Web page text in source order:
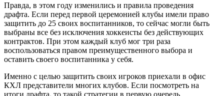
Правда, в этом году изменились и правила проведения
драфта. Если перед первой церемонией клубы имели право
защитить до 25 своих воспитанников, то сейчас могли быть
выбраны все без исключения хоккеисты без действующих
контрактов. При этом каждый клуб мог три раза
воспользоваться правом преимущественного выбора и
оставить своего воспитанника у себя.
Именно с целью защитить своих игроков приехали в офис
КХЛ представители многих клубов. Если посмотреть на
итоги драфта, то такой стратегии в первую очередь